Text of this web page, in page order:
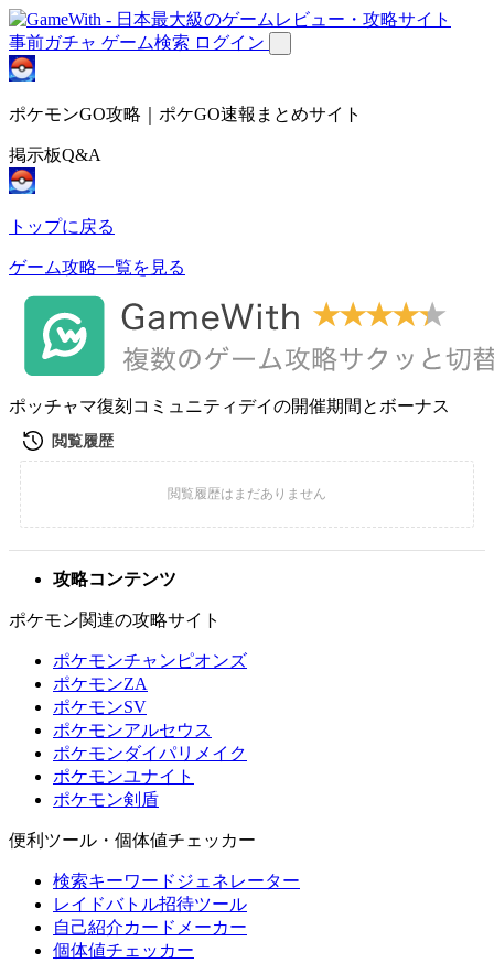
事前ガチャ ゲーム検索 ログイン
ポケモンGO攻略｜ポケGO速報まとめサイト
掲示板Q&A
トップに戻る
ゲーム攻略一覧を見る
ポッチャマ復刻コミュニティデイの開催期間とボーナス
攻略コンテンツ
ポケモン関連の攻略サイト
ポケモンチャンピオンズ
ポケモンZA
ポケモンSV
ポケモンアルセウス
ポケモンダイパリメイク
ポケモンユナイト
ポケモン剣盾
便利ツール・個体値チェッカー
検索キーワードジェネレーター
レイドバトル招待ツール
自己紹介カードメーカー
個体値チェッカー